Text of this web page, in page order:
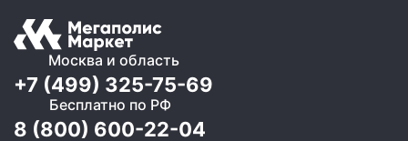
Москва и область
+7 (499) 325-75-69
Бесплатно по РФ
8 (800) 600-22-04